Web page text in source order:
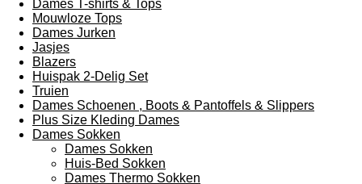
Dames T-shirts & Tops
Mouwloze Tops
Dames Jurken
Jasjes
Blazers
Huispak 2-Delig Set
Truien
Dames Schoenen , Boots & Pantoffels & Slippers
Plus Size Kleding Dames
Dames Sokken
Dames Sokken
Huis-Bed Sokken
Dames Thermo Sokken